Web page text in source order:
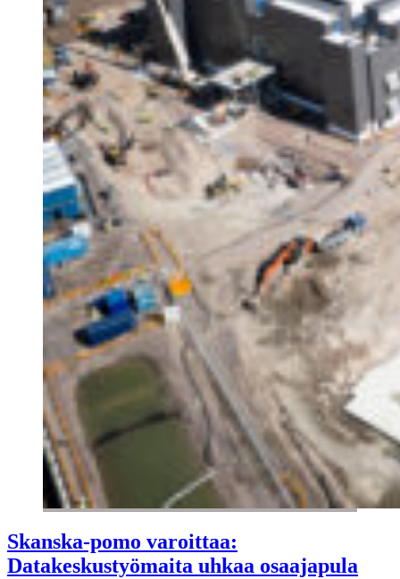
Skanska-pomo varoittaa:
Datakeskustyömaita uhkaa osaajapula